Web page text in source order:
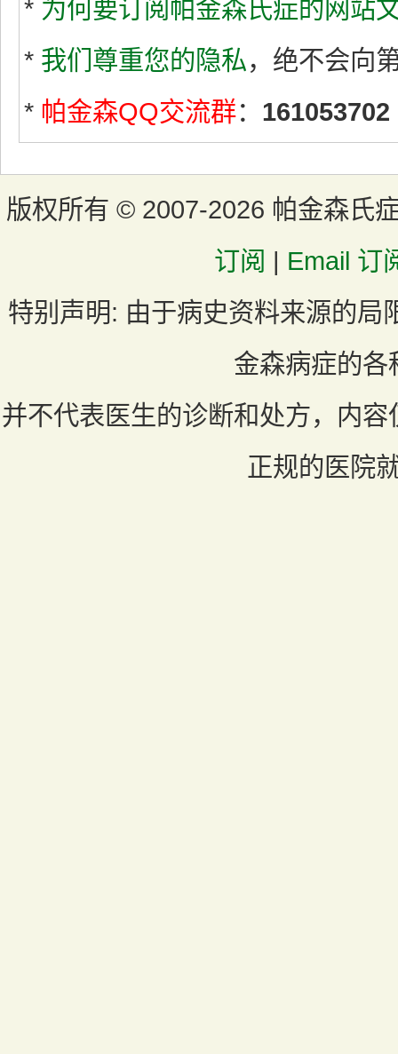
* 为何要订阅帕金森氏症的网站
* 我们尊重您的隐私，绝不会向
* 帕金森QQ交流群： 161053702
版权所有 © 2007-2026 帕金森氏
订阅 | Email 订
特别声明: 由于病史资料来源的局
金森病症的各
并不代表医生的诊断和处方，内
正规的医院